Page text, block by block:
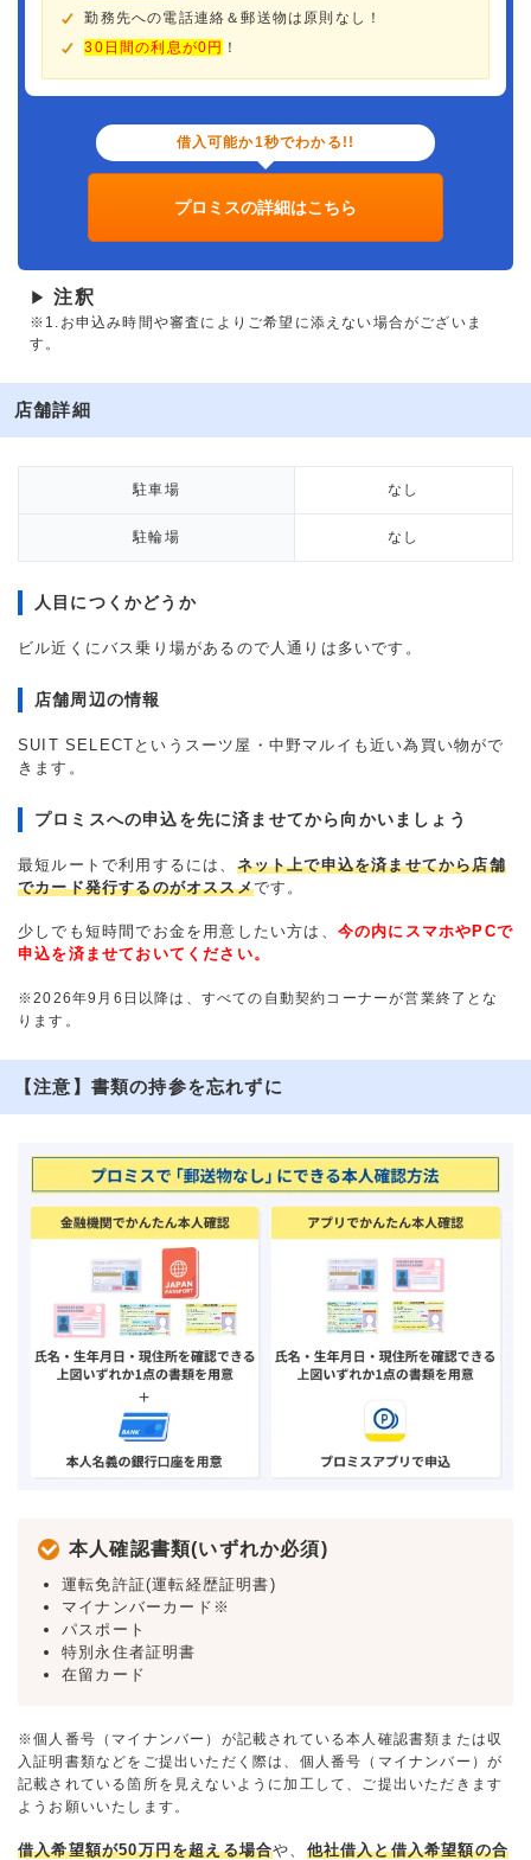
勤務先への電話連絡＆郵送物は原則なし！
30日間の利息が0円 ！
借入可能か1秒でわかる!!
プロミスの詳細はこちら
▶ 注釈
※1.お申込み時間や審査によりご希望に添えない場合がございま
す。
店舗詳細
駐車場 なし
駐輪場 なし
人目につくかどうか
ビル近くにバス乗り場があるので人通りは多いです。
店舗周辺の情報
SUIT SELECTというスーツ屋・中野マルイも近い為買い物がで
きます。
プロミスへの申込を先に済ませてから向かいましょう
最短ルートで利用するには、 ネット上で申込を済ませてから店舗
でカード発行するのがオススメです。
少しでも短時間でお金を用意したい方は、 今の内にスマホやPCで
申込を済ませておいてください。
※2026年9月6日以降は、すべての自動契約コーナーが営業終了とな
ります。
【注意】書類の持参を忘れずに
本人確認書類(いずれか必須)
運転免許証(運転経歴証明書)
マイナンバーカード※
パスポート
特別永住者証明書
在留カード
※個人番号（マイナンバー）が記載されている本人確認書類または収
入証明書類などをご提出いただく際は、個人番号（マイナンバー）が
記載されている箇所を見えないように加工して、ご提出いただきます
ようお願いいたします。
借入希望額が50万円を超える場合や、 他社借入と借入希望額の合